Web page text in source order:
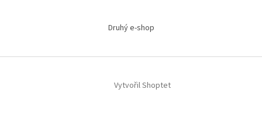
Druhý e-shop
Vytvořil Shoptet